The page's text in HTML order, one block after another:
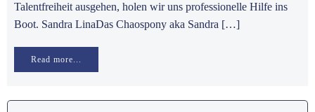
Talentfreiheit ausgehen, holen wir uns professionelle Hilfe ins
Boot. Sandra LinaDas Chaospony aka Sandra […]
Read more...